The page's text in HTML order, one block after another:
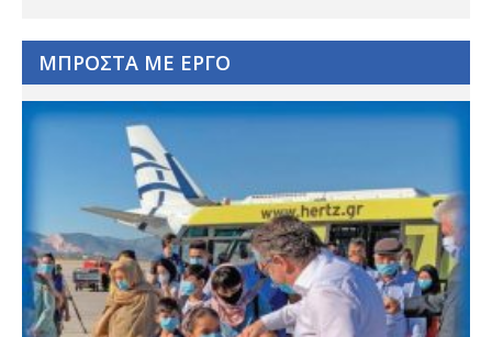
ΜΠΡΟΣΤΑ ΜΕ ΕΡΓΟ